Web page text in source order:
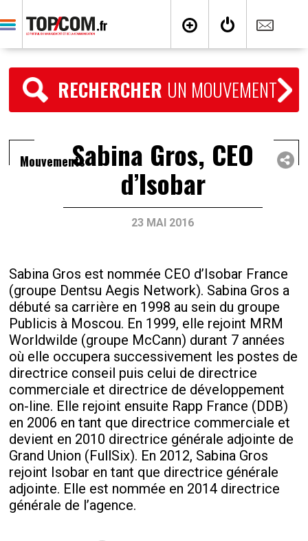
RECHERCHER UN MOUVEMENT
MouvementsSabina Gros, CEO
d’Isobar
23 MAI 2016
Sabina Gros est nommée CEO d’Isobar France
(groupe Dentsu Aegis Network). Sabina Gros a
débuté sa carrière en 1998 au sein du groupe
Publicis à Moscou. En 1999, elle rejoint MRM
Worldwilde (groupe McCann) durant 7 années
où elle occupera successivement les postes de
directrice conseil puis celui de directrice
commerciale et directrice de développement
on-line. Elle rejoint ensuite Rapp France (DDB)
en 2006 en tant que directrice commerciale et
devient en 2010 directrice générale adjointe de
Grand Union (FullSix). En 2012, Sabina Gros
rejoint Isobar en tant que directrice générale
adjointe. Elle est nommée en 2014 directrice
générale de l’agence.